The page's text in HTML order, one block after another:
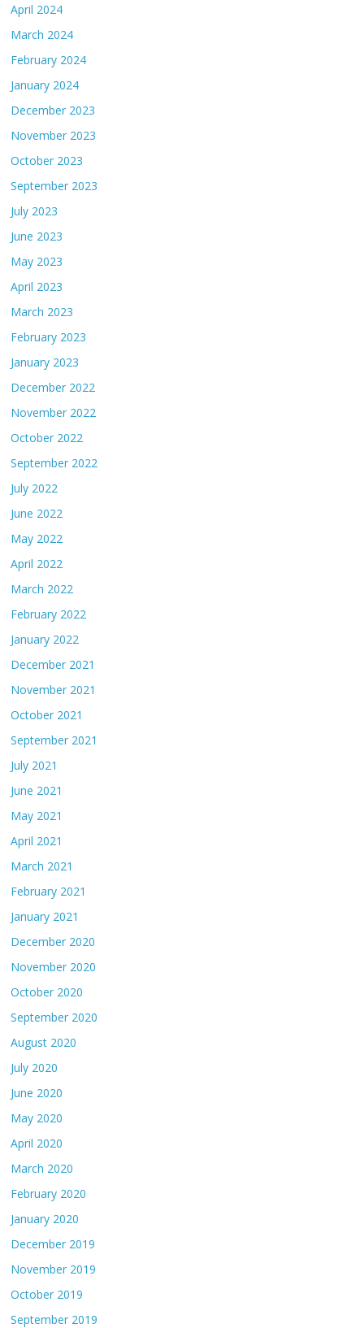
April 2024
March 2024
February 2024
January 2024
December 2023
November 2023
October 2023
September 2023
July 2023
June 2023
May 2023
April 2023
March 2023
February 2023
January 2023
December 2022
November 2022
October 2022
September 2022
July 2022
June 2022
May 2022
April 2022
March 2022
February 2022
January 2022
December 2021
November 2021
October 2021
September 2021
July 2021
June 2021
May 2021
April 2021
March 2021
February 2021
January 2021
December 2020
November 2020
October 2020
September 2020
August 2020
July 2020
June 2020
May 2020
April 2020
March 2020
February 2020
January 2020
December 2019
November 2019
October 2019
September 2019